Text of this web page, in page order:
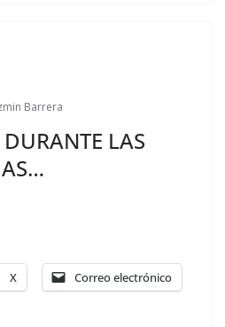
Barrera
DURANTE LAS
X Correo electrónico